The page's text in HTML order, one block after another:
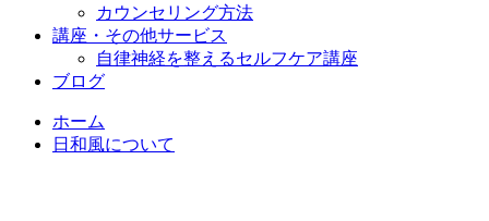
カウンセリング方法
講座・その他サービス
自律神経を整えるセルフケア講座
ブログ
ホーム
日和風について